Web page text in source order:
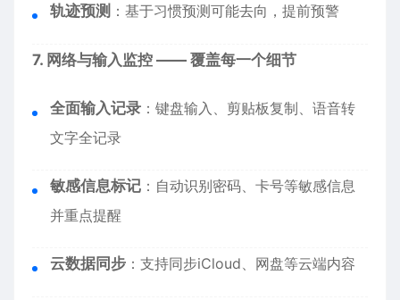
轨迹预测 ：基于习惯预测可能去向，提前预警
7. 网络与输入监控 —— 覆盖每一个细节
全面输入记录 ：键盘输入、剪贴板复制、语音转
文字全记录
敏感信息标记 ：自动识别密码、卡号等敏感信息
并重点提醒
云数据同步 ：支持同步iCloud、网盘等云端内容